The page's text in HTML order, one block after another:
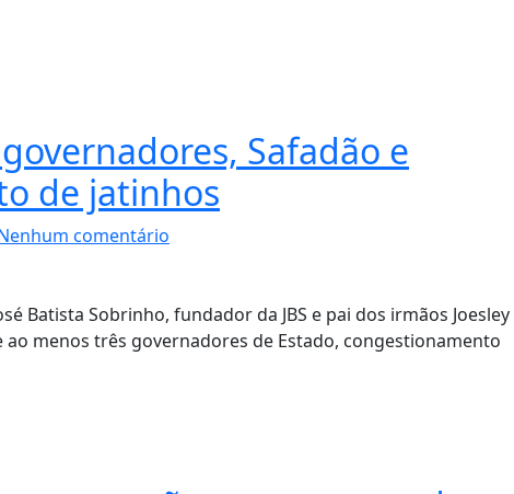
Safadão e
de jatinhos
comentário
Batista Sobrinho, fundador da JBS e pai dos irmãos Joesley
ao menos três governadores de Estado, congestionamento